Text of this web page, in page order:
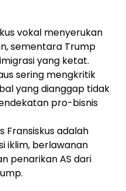
vokal menyerukan
sementara Trump
yang ketat.
sering mengkritik
yang dianggap tidak
pro-bisnis
Fransiskus adalah
iklim, berlawanan
penarikan AS dari